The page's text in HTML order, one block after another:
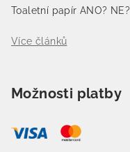
Toaletní papír ANO? NE?
Více článků
Možnosti platby